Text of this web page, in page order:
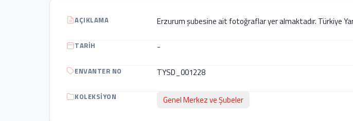
AÇIKLAMA Erzurum şubesine ait fotoğraflar yer almaktadır. Türkiye
TARIH -
ENVANTER NO TYSD_001228
KOLEKSIYON Genel Merkez ve Şubeler